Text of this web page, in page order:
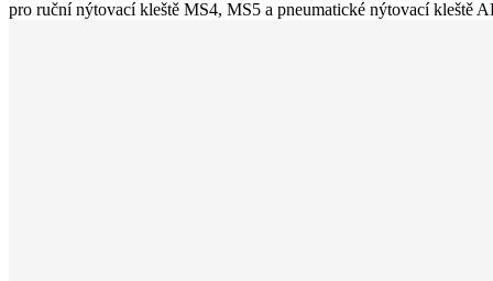
pro ruční nýtovací kleště MS4, MS5 a pneumatické nýtovací kleště